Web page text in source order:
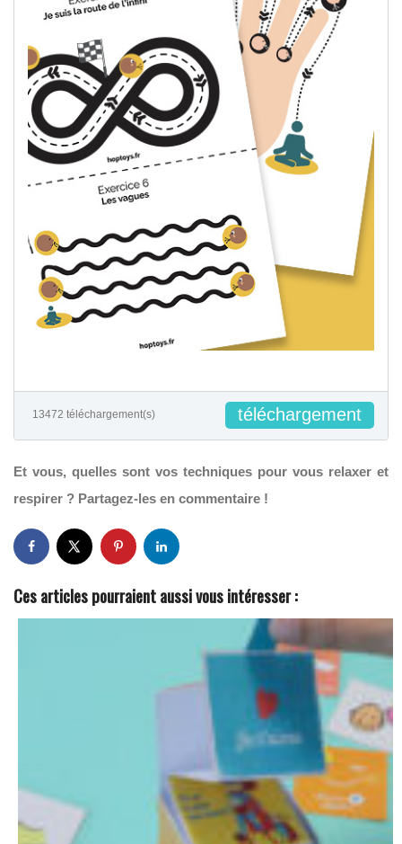
13472 téléchargement(s) téléchargement
Et vous, quelles sont vos techniques pour vous relaxer et
respirer ? Partagez-les en commentaire !
Ces articles pourraient aussi vous intéresser :